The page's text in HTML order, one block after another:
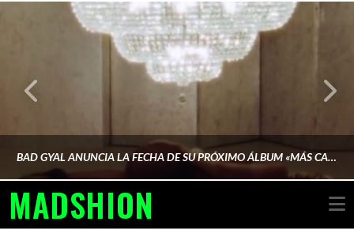
BAD GYAL ANUNCIA LA FECHA DE SU PRÓXIMO ÁLBUM «MÁS CARA»
MADSHION